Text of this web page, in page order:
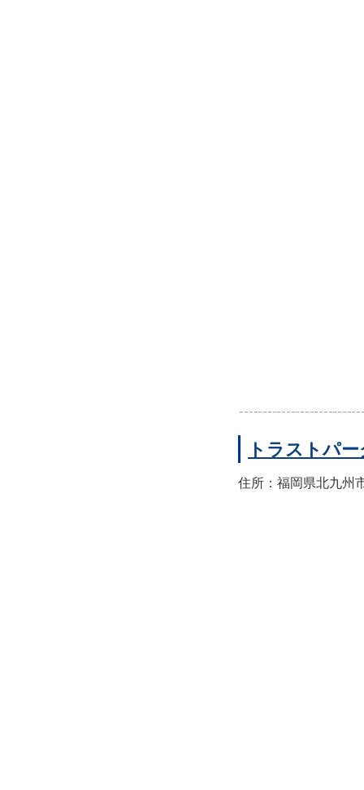
トラストパ
住所：福岡県北九州